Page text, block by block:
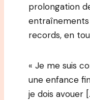
prolongation
records, en
« Je me suis
une enfance
je dois avouer